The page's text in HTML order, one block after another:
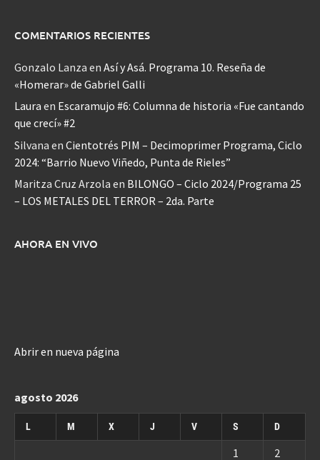
COMENTARIOS RECIENTES
Gonzalo Lanza en Así y Asá. Programa 10. Reseña de
«Homerar» de Gabriel Galli
Laura en Escaramujo #6: Columna de historia «Fue cantando
que crecí» #2
Silvana en Cientotrés PIM – Decimoprimer Programa, Ciclo
2024: “Barrio Nuevo Viñedo, Punta de Rieles”
Maritza Cruz Arzola en BILONGO – Ciclo 2024/Programa 25
– LOS METALES DEL TERROR – 2da. Parte
AHORA EN VIVO
Abrir en nueva página
agosto 2026
L M X J V S D
1 2